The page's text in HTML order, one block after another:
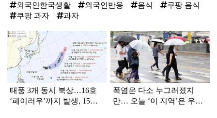
외국인한국생활
외국인반응 음식
쿠팡 음식
쿠팡 과자
과자
탑
라
태풍 3개 동시 북상…16호
‘페이러우’까지 발생, 15호
폭염은 다소 누그러졌지
만… 오늘 ‘이 지역’은 우산